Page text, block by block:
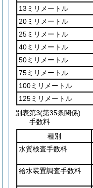
13ミリメートル
20ミリメートル
25ミリメートル
40ミリメートル
50ミリメートル
75ミリメートル
100ミリメートル
125ミリメートル
別表第3(第35条関係)
手数料
種別
水質検査手数料
給水装置調査手数料